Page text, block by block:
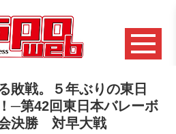
敗戦。５年ぶりの東日
─第42回東日本バレーボ
決勝 対早大戦